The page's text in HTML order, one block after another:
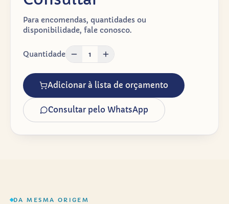
Para encomendas, quantidades ou
disponibilidade, fale conosco.
Quantidade 1
Adicionar à lista de orçamento
Consultar pelo WhatsApp
DA MESMA ORIGEM